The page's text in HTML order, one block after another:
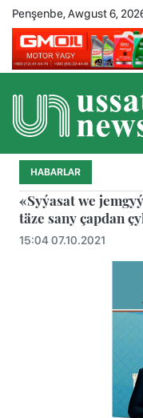
Penşenbe, Awgust 6,
HABARLAR
«Syýasat we
täze sany çapdan
15:04 07.10.2021